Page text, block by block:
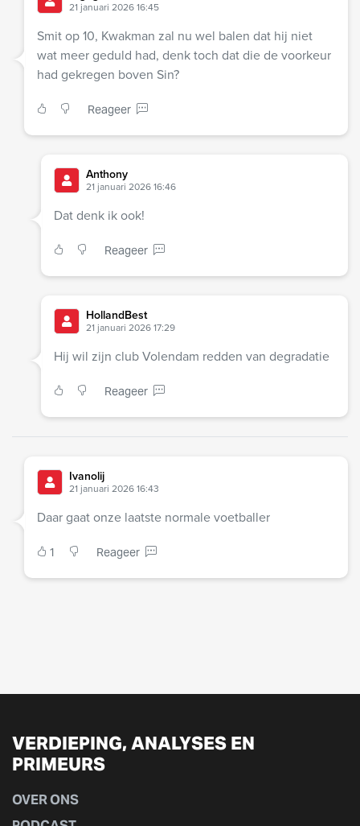
21 januari 2026 16:45
Smit op 10, Kwakman zal nu wel balen dat hij niet
wat meer geduld had, denk toch dat die de voorkeur
had gekregen boven Sin?
Reageer
Anthony
21 januari 2026 16:46
Dat denk ik ook!
Reageer
HollandBest
21 januari 2026 17:29
Hij wil zijn club Volendam redden van degradatie
Reageer
Ivanolij
21 januari 2026 16:43
Daar gaat onze laatste normale voetballer
1 Reageer
VERDIEPING, ANALYSES EN
PRIMEURS
OVER ONS